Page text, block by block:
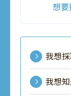
想
我想
我想